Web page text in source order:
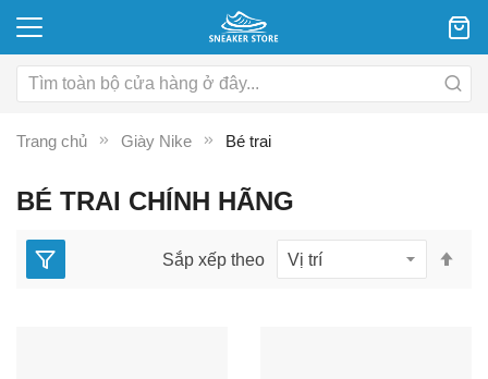
Trang chủ Giày Nike Bé trai
BÉ TRAI CHÍNH HÃNG
Sắp xếp theo